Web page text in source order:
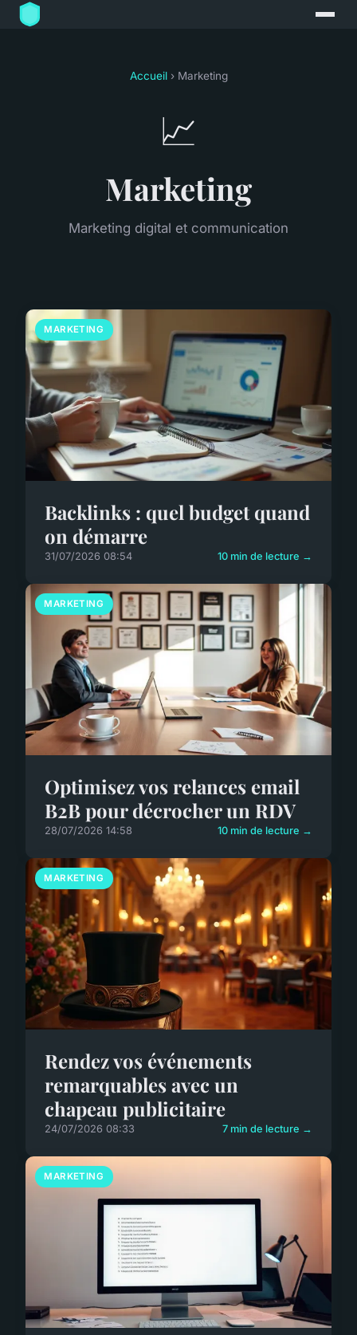
Accueil› Marketing
📈
Marketing
Marketing digital et communication
MARKETING
Backlinks : quel budget quand
on démarre
31/07/2026 08:54 10 min de lecture →
MARKETING
Optimisez vos relances email
B2B pour décrocher un RDV
28/07/2026 14:58 10 min de lecture →
MARKETING
Rendez vos événements
remarquables avec un
chapeau publicitaire
24/07/2026 08:33 7 min de lecture →
MARKETING